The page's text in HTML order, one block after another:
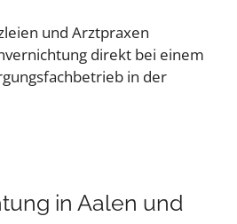
und Arztpraxen
direkt bei einem
in der
in Aalen und